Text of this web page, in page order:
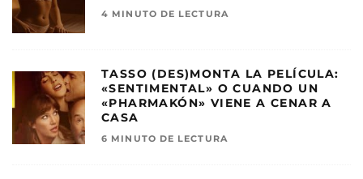
4 MINUTO DE LECTURA
TASSO (DES)MONTA LA PELÍCULA:
«SENTIMENTAL» O CUANDO UN
«PHARMAKÓN» VIENE A CENAR A
CASA
6 MINUTO DE LECTURA